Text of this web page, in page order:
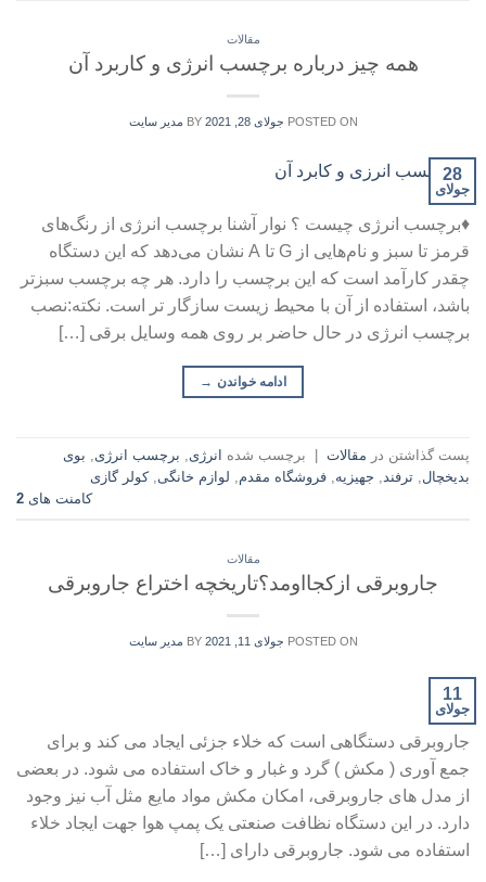
مقالات
همه چیز درباره برچسب انرژی و کاربرد آن
POSTED ON جولای 28, 2021 BY مدیر سایت
28
جولای
♦برچسب انرژی چیست ؟ نوار آشنا برچسب انرژی از رنگ‌های
قرمز تا سبز و نام‌هایی از G تا A نشان می‌دهد که این دستگاه
چقدر کارآمد است که این برچسب را دارد. هر چه برچسب سبزتر
باشد، استفاده از آن با محیط زیست سازگار تر است. نکته:نصب
برچسب انرژی در حال حاضر بر روی همه وسایل برقی […]
ادامه خواندن →
پست گذاشتن در مقالات برچسب شده انرژی, برچسب انرژی, بوی
بدیخچال, ترفند, جهیزیه, فروشگاه مقدم, لوازم خانگی,کولر گازی
کامنت های 2
مقالات
جاروبرقی ازکجااومد؟تاریخچه اختراع جاروبرقی
POSTED ON جولای 11, 2021 BY مدیر سایت
11
جولای
جاروبرقی دستگاهی است که خلاء جزئی ایجاد می کند و برای
جمع آوری ( مکش ) گرد و غبار و خاک استفاده می شود. در بعضی
از مدل های جاروبرقی، امکان مکش مواد مایع مثل آب نیز وجود
دارد. در این دستگاه نظافت صنعتی یک پمپ هوا جهت ایجاد خلاء
استفاده می شود. جاروبرقی دارای […]